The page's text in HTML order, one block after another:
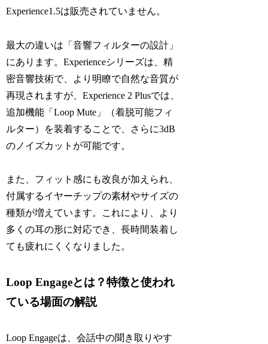
Experience1.5は販売されていません。
最大の違いは「音響フィルターの設計」
にあります。Experienceシリーズは、精
密音響技術で、より明瞭で自然な音質が
再現されますが、Experience 2 Plusでは、
追加機能「Loop Mute」（着脱可能フィ
ルター）を装着することで、さらに3dB
のノイズカットが可能です。
また、フィット感にも改良が加えられ、
付属するイヤーチップの素材やサイズの
種類が増えています。これにより、より
多くの耳の形に対応でき、長時間装着し
ても疲れにくくなりました。
Loop Engageとは？特徴と使われ
ている場面の解説
Loop Engageは、会話中の聞き取りやす